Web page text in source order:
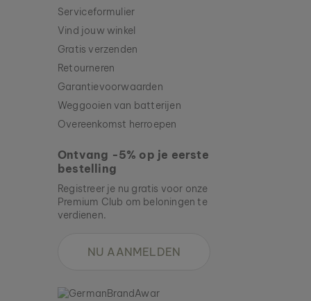
Serviceformulier
Vind jouw winkel
Gratis verzenden
Retourneren
Garantievoorwaarden
Weggooien van batterijen
Overeenkomst herroepen
Ontvang -5% op je eerste
bestelling
Registreer je nu gratis voor onze
Premium Club om beloningen te
verdienen.
NU AANMELDEN